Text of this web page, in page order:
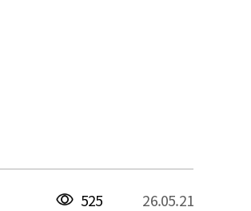
525 26.05.21